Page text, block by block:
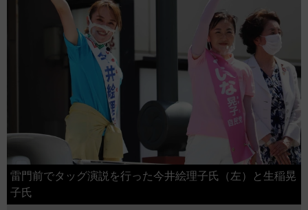
雷門前でタッグ演説を行った今井絵理子氏（左）と生稲晃
子氏